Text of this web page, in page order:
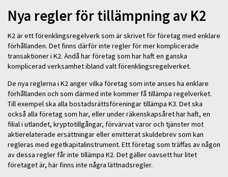
Nya regler för tillämpning av K2
K2 är ett förenklingsregelverk som är skrivet för företag med enklare
förhållanden. Det finns därför inte regler för mer komplicerade
transaktioner i K2. Ändå har företag som har haft en ganska
komplicerad verksamhet ibland valt förenklingsregelverket.
De nya reglerna i K2 anger vilka företag som inte anses ha enklare
förhållanden och som därmed inte kommer få tillämpa regelverket.
Till exempel ska alla bostadsrättsföreningar tillämpa K3. Det ska
också alla företag som har, eller under räkenskapsåret har haft, en
filial i utlandet, kryptotillgångar, förvärvat varor och tjänster mot
aktierelaterade ersättningar eller emitterat skuldebrev som kan
regleras med egetkapitalinstrument. Ett företag som träffas av någon
av dessa regler får inte tillämpa K2. Det gäller oavsett hur litet
företaget är, här finns inte några lättnadsregler.